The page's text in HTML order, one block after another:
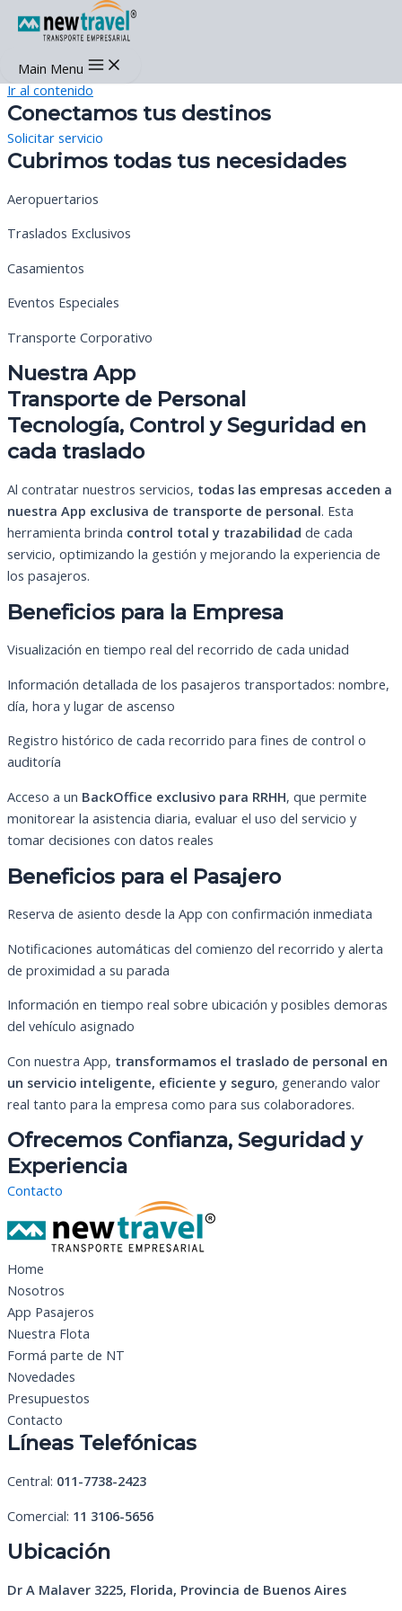
Ir al contenido
Main Menu
Conectamos tus destinos
Solicitar servicio
Cubrimos todas tus necesidades
Aeropuertarios
Traslados Exclusivos
Casamientos
Eventos Especiales
Transporte Corporativo
Nuestra App
Transporte de Personal
Tecnología, Control y Seguridad en
cada traslado
Al contratar nuestros servicios, todas las empresas acceden a
nuestra App exclusiva de transporte de personal. Esta
herramienta brinda control total y trazabilidad de cada
servicio, optimizando la gestión y mejorando la experiencia de
los pasajeros.
Beneficios para la Empresa
Visualización en tiempo real del recorrido de cada unidad
Información detallada de los pasajeros transportados: nombre,
día, hora y lugar de ascenso
Registro histórico de cada recorrido para fines de control o
auditoría
Acceso a un BackOffice exclusivo para RRHH, que permite
monitorear la asistencia diaria, evaluar el uso del servicio y
tomar decisiones con datos reales
Beneficios para el Pasajero
Reserva de asiento desde la App con confirmación inmediata
Notificaciones automáticas del comienzo del recorrido y alerta
de proximidad a su parada
Información en tiempo real sobre ubicación y posibles demoras
del vehículo asignado
Con nuestra App, transformamos el traslado de personal en
un servicio inteligente, eficiente y seguro, generando valor
real tanto para la empresa como para sus colaboradores.
Ofrecemos Confianza, Seguridad y
Experiencia
Contacto
Home
Nosotros
App Pasajeros
Nuestra Flota
Formá parte de NT
Novedades
Presupuestos
Contacto
Líneas Telefónicas
Central: 011-7738-2423
Comercial: 11 3106-5656
Ubicación
Dr A Malaver 3225, Florida, Provincia de Buenos Aires